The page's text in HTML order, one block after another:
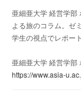
亜細亜大学 経営学部
よる旅のコラム。ゼ
学生の視点でレポー
亜細亜大学 経営学部
https://www.asia-